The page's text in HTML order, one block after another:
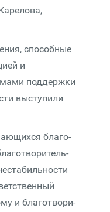
способные
и
поддержки
выступили
благо­
и благо­твори­